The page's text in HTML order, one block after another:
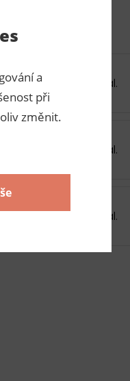
bal.
bal.
bal.
a
při
změnit.